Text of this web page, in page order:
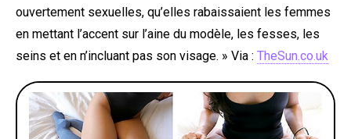
ouvertement sexuelles, qu’elles rabaissaient les femmes
en mettant l’accent sur l’aine du modèle, les fesses, les
seins et en n’incluant pas son visage. » Via : TheSun.co.uk